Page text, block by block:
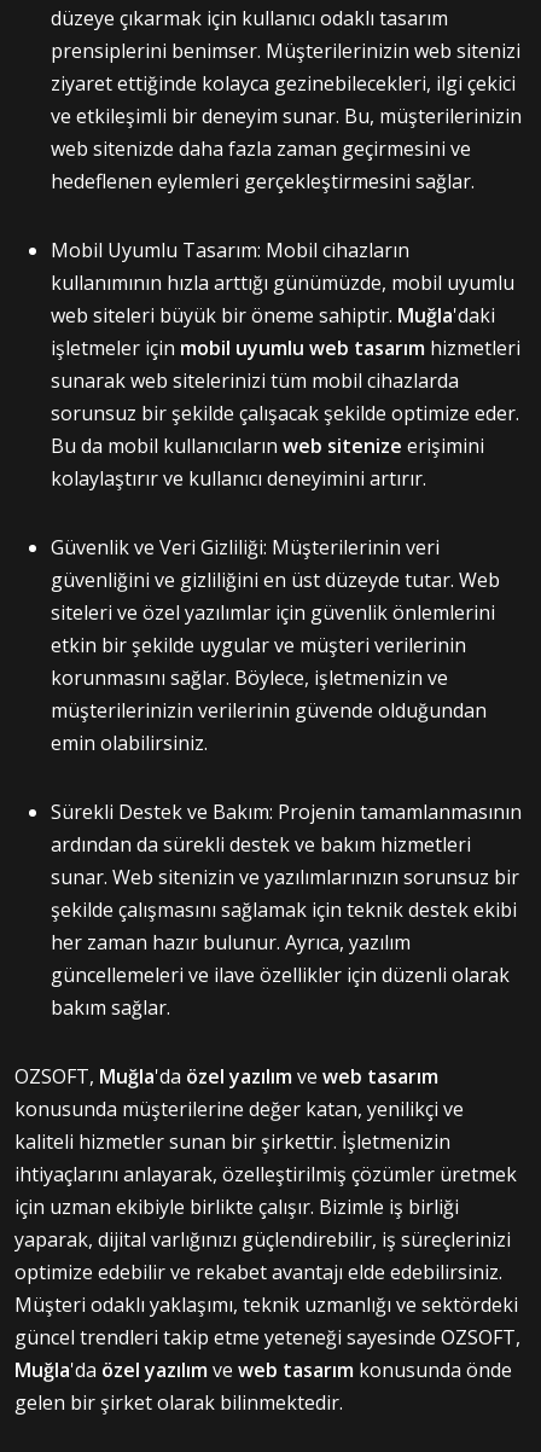
düzeye çıkarmak için kullanıcı odaklı tasarım
prensiplerini benimser. Müşterilerinizin web sitenizi
ziyaret ettiğinde kolayca gezinebilecekleri, ilgi çekici
ve etkileşimli bir deneyim sunar. Bu, müşterilerinizin
web sitenizde daha fazla zaman geçirmesini ve
hedeflenen eylemleri gerçekleştirmesini sağlar.
Mobil Uyumlu Tasarım: Mobil cihazların
kullanımının hızla arttığı günümüzde, mobil uyumlu
web siteleri büyük bir öneme sahiptir. Muğla'daki
işletmeler için mobil uyumlu web tasarım hizmetleri
sunarak web sitelerinizi tüm mobil cihazlarda
sorunsuz bir şekilde çalışacak şekilde optimize eder.
Bu da mobil kullanıcıların web sitenize erişimini
kolaylaştırır ve kullanıcı deneyimini artırır.
Güvenlik ve Veri Gizliliği: Müşterilerinin veri
güvenliğini ve gizliliğini en üst düzeyde tutar. Web
siteleri ve özel yazılımlar için güvenlik önlemlerini
etkin bir şekilde uygular ve müşteri verilerinin
korunmasını sağlar. Böylece, işletmenizin ve
müşterilerinizin verilerinin güvende olduğundan
emin olabilirsiniz.
Sürekli Destek ve Bakım: Projenin tamamlanmasının
ardından da sürekli destek ve bakım hizmetleri
sunar. Web sitenizin ve yazılımlarınızın sorunsuz bir
şekilde çalışmasını sağlamak için teknik destek ekibi
her zaman hazır bulunur. Ayrıca, yazılım
güncellemeleri ve ilave özellikler için düzenli olarak
bakım sağlar.
OZSOFT, Muğla'da özel yazılımve web tasarım
konusunda müşterilerine değer katan, yenilikçi ve
kaliteli hizmetler sunan bir şirkettir. İşletmenizin
ihtiyaçlarını anlayarak, özelleştirilmiş çözümler üretmek
için uzman ekibiyle birlikte çalışır. Bizimle iş birliği
yaparak, dijital varlığınızı güçlendirebilir, iş süreçlerinizi
optimize edebilir ve rekabet avantajı elde edebilirsiniz.
Müşteri odaklı yaklaşımı, teknik uzmanlığı ve sektördeki
güncel trendleri takip etme yeteneği sayesinde OZSOFT,
Muğla'da özel yazılımve web tasarım konusunda önde
gelen bir şirket olarak bilinmektedir.